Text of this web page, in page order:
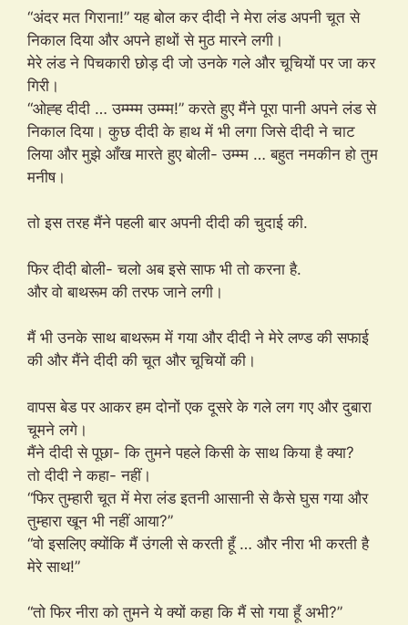
“अंदर मत गिराना!” यह बोल कर दीदी ने मेरा लंड अपनी चूत से
निकाल दिया और अपने हाथों से मुठ मारने लगी।
मेरे लंड ने पिचकारी छोड़ दी जो उनके गले और चूचियों पर जा कर
गिरी।
“ओह्ह दीदी … उम्म्म्म उम्म्म!” करते हुए मैंने पूरा पानी अपने लंड से
निकाल दिया। कुछ दीदी के हाथ में भी लगा जिसे दीदी ने चाट
लिया और मुझे आँख मारते हुए बोली- उम्म्म … बहुत नमकीन हो तुम
मनीष।
तो इस तरह मैंने पहली बार अपनी दीदी की चुदाई की.
फिर दीदी बोली- चलो अब इसे साफ भी तो करना है.
और वो बाथरूम की तरफ जाने लगी।
मैं भी उनके साथ बाथरूम में गया और दीदी ने मेरे लण्ड की सफाई
की और मैंने दीदी की चूत और चूचियों की।
वापस बेड पर आकर हम दोनों एक दूसरे के गले लग गए और दुबारा
चूमने लगे।
मैंने दीदी से पूछा- कि तुमने पहले किसी के साथ किया है क्या?
तो दीदी ने कहा- नहीं।
“फिर तुम्हारी चूत में मेरा लंड इतनी आसानी से कैसे घुस गया और
तुम्हारा खून भी नहीं आया?”
“वो इसलिए क्योंकि मैं उंगली से करती हूँ … और नीरा भी करती है
मेरे साथ!”
“तो फिर नीरा को तुमने ये क्यों कहा कि मैं सो गया हूँ अभी?”